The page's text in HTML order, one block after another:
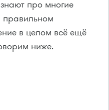
про многие
правильном
в целом всё ещё
ниже.